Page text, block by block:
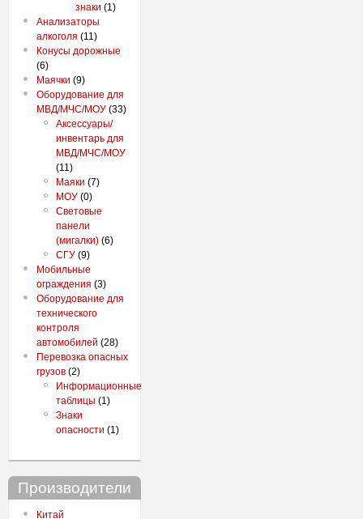
знаки (1)
Анализаторы
алкоголя (11)
Конусы дорожные
(6)
Маячки (9)
Оборудование для
МВД/МЧС/МОУ (33)
Аксессуары/
инвентарь для
МВД/МЧС/МОУ
(11)
Маяки (7)
МОУ (0)
Световые
панели
(мигалки) (6)
СГУ (9)
Мобильные
ограждения (3)
Оборудование для
технического
контроля
автомобилей (28)
Перевозка опасных
грузов (2)
Информационные
таблицы (1)
Знаки
опасности (1)
Производители
Китай